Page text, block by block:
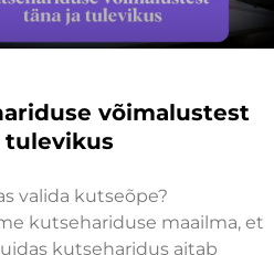
võimalustest
tulevikus
valida kutseõpe?
kutsehariduse maailma, et
kutseharidus aitab